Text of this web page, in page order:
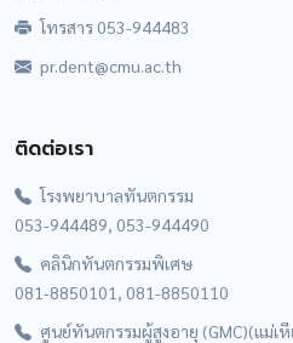
โทรสาร 053-944483
pr.dent@cmu.ac.th
ติดต่อเรา
โรงพยาบาลทันตกรรม
053-944489, 053-944490
คลินิกทันตกรรมพิเศษ
081-8850101, 081-8850110
ศูนย์ทันตกรรมผู้สูงอายุ (GMC)(แม่เ